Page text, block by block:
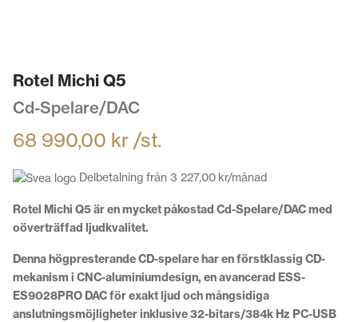
Rotel Michi Q5
Cd-Spelare/DAC
68 990,00 kr /st.
Delbetalning från 3 227,00 kr/månad
Rotel Michi Q5 är en mycket påkostad Cd-Spelare/DAC med
oöverträffad ljudkvalitet.
Denna högpresterande CD-spelare har en förstklassig CD-
mekanism i CNC-aluminiumdesign, en avancerad ESS-
ES9028PRO DAC för exakt ljud och mångsidiga
anslutningsmöjligheter inklusive 32-bitars/384k Hz PC-USB